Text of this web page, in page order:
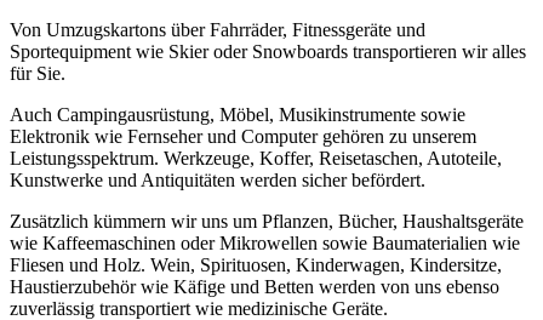
Von Umzugskartons über Fahrräder, Fitnessgeräte und
Sportequipment wie Skier oder Snowboards transportieren wir alles
für Sie.
Auch Campingausrüstung, Möbel, Musikinstrumente sowie
Elektronik wie Fernseher und Computer gehören zu unserem
Leistungsspektrum. Werkzeuge, Koffer, Reisetaschen, Autoteile,
Kunstwerke und Antiquitäten werden sicher befördert.
Zusätzlich kümmern wir uns um Pflanzen, Bücher, Haushaltsgeräte
wie Kaffeemaschinen oder Mikrowellen sowie Baumaterialien wie
Fliesen und Holz. Wein, Spirituosen, Kinderwagen, Kindersitze,
Haustierzubehör wie Käfige und Betten werden von uns ebenso
zuverlässig transportiert wie medizinische Geräte.